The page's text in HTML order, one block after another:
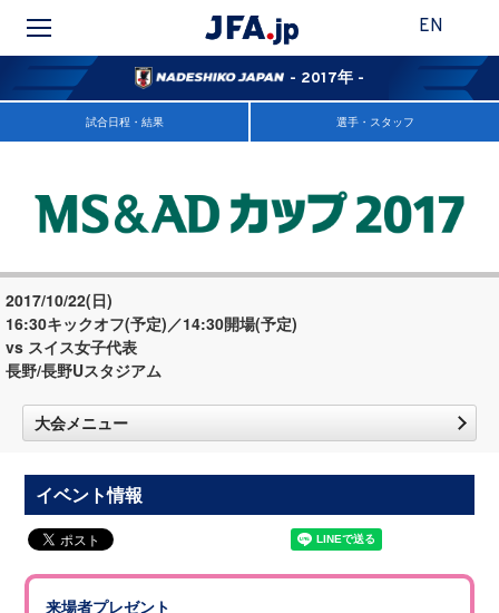
EN
- 2017年 -
試合日程・結果 選手・スタッフ
2017/10/22(日)
16:30キックオフ(予定)／14:30開場(予定)
vs スイス女子代表
長野/長野Uスタジアム
大会メニュー
イベント情報
来場者プレゼント